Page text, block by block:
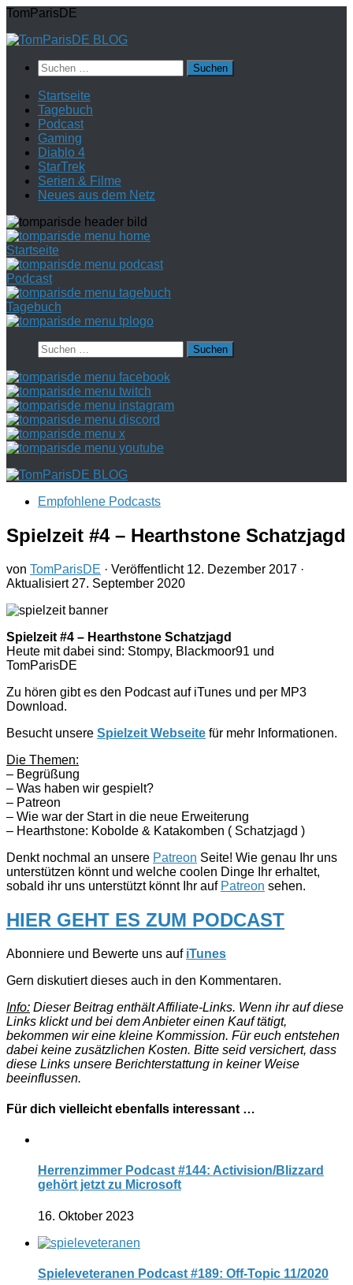
Zum
springen
TomParisDE
Suchen
nach:
Startseite
Tagebuch
Podcast
Gaming
Diablo 4
StarTrek
Serien & Filme
Neues aus dem Netz
Startseite
Podcast
Tagebuch
Suchen
nach:
Empfohlene Podcasts
Spielzeit #4 – Hearthstone Schatzjagd
von TomParisDE · Veröffentlicht 12. Dezember 2017 ·
Aktualisiert 27. September 2020
Spielzeit #4 – Hearthstone Schatzjagd
Heute mit dabei sind: Stompy, Blackmoor91 und
TomParisDE
Zu hören gibt es den Podcast auf iTunes und per MP3
Download.
Besucht unsere Spielzeit Webseite für mehr Informationen.
Die Themen:
– Begrüßung
– Was haben wir gespielt?
– Patreon
– Wie war der Start in die neue Erweiterung
– Hearthstone: Kobolde & Katakomben ( Schatzjagd )
Denkt nochmal an unsere Patreon Seite! Wie genau Ihr uns
unterstützen könnt und welche coolen Dinge Ihr erhaltet,
sobald ihr uns unterstützt könnt Ihr auf Patreon sehen.
HIER GEHT ES ZUM PODCAST
Abonniere und Bewerte uns auf iTunes
Gern diskutiert dieses auch in den Kommentaren.
Info: Dieser Beitrag enthält Affiliate-Links. Wenn ihr auf diese
Links klickt und bei dem Anbieter einen Kauf tätigt,
bekommen wir eine kleine Kommission. Für euch entstehen
dabei keine zusätzlichen Kosten. Bitte seid versichert, dass
diese Links unsere Berichterstattung in keiner Weise
beeinflussen.
Für dich vielleicht ebenfalls interessant …
Herrenzimmer Podcast #144: Activision/Blizzard
gehört jetzt zu Microsoft
16. Oktober 2023
Spieleveteranen Podcast #189: Off-Topic 11/2020